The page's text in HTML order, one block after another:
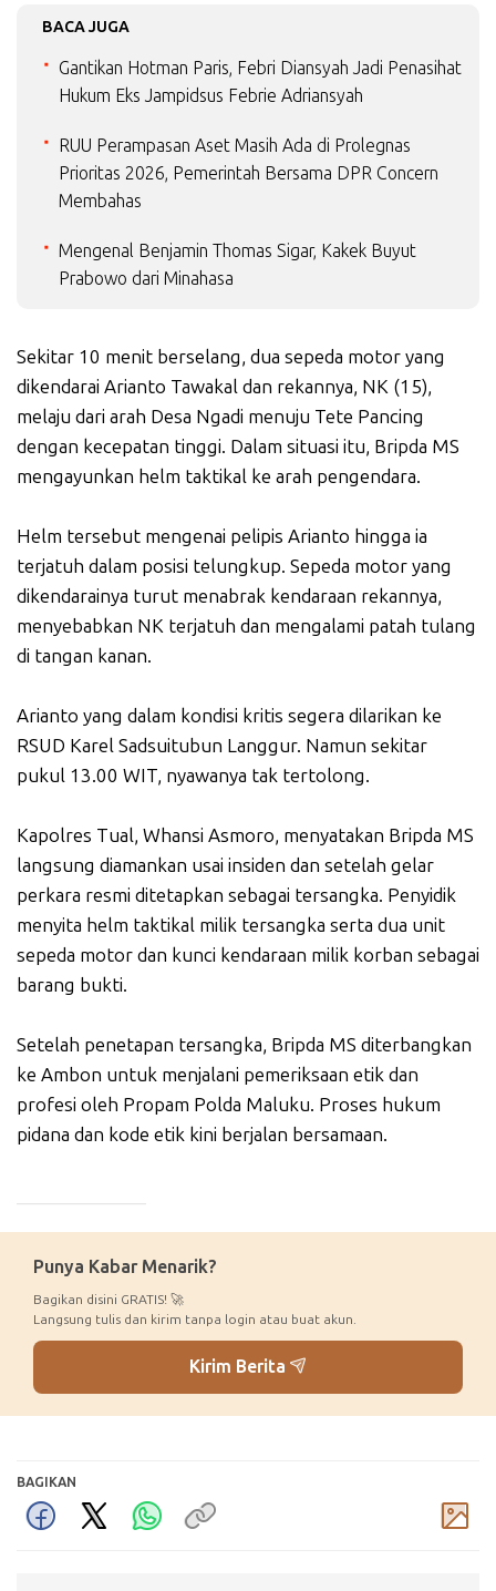
BACA JUGA
Gantikan Hotman Paris, Febri Diansyah Jadi Penasihat
Hukum Eks Jampidsus Febrie Adriansyah
RUU Perampasan Aset Masih Ada di Prolegnas
Prioritas 2026, Pemerintah Bersama DPR Concern
Membahas
Mengenal Benjamin Thomas Sigar, Kakek Buyut
Prabowo dari Minahasa
Sekitar 10 menit berselang, dua sepeda motor yang
dikendarai Arianto Tawakal dan rekannya, NK (15),
melaju dari arah Desa Ngadi menuju Tete Pancing
dengan kecepatan tinggi. Dalam situasi itu, Bripda MS
mengayunkan helm taktikal ke arah pengendara.
Helm tersebut mengenai pelipis Arianto hingga ia
terjatuh dalam posisi telungkup. Sepeda motor yang
dikendarainya turut menabrak kendaraan rekannya,
menyebabkan NK terjatuh dan mengalami patah tulang
di tangan kanan.
Arianto yang dalam kondisi kritis segera dilarikan ke
RSUD Karel Sadsuitubun Langgur. Namun sekitar
pukul 13.00 WIT, nyawanya tak tertolong.
Kapolres Tual, Whansi Asmoro, menyatakan Bripda MS
langsung diamankan usai insiden dan setelah gelar
perkara resmi ditetapkan sebagai tersangka. Penyidik
menyita helm taktikal milik tersangka serta dua unit
sepeda motor dan kunci kendaraan milik korban sebagai
barang bukti.
Setelah penetapan tersangka, Bripda MS diterbangkan
ke Ambon untuk menjalani pemeriksaan etik dan
profesi oleh Propam Polda Maluku. Proses hukum
pidana dan kode etik kini berjalan bersamaan.
Punya Kabar Menarik?
Bagikan disini GRATIS! 🚀
Langsung tulis dan kirim tanpa login atau buat akun.
Kirim Berita
BAGIKAN